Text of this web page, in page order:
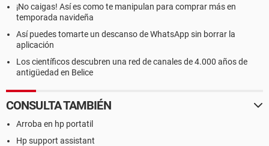
¡No caigas! Así es como te manipulan para comprar más en
temporada navideña
Así puedes tomarte un descanso de WhatsApp sin borrar la
aplicación
Los científicos descubren una red de canales de 4.000 años de
antigüedad en Belice
CONSULTA TAMBIÉN
Arroba en hp portatil
Hp support assistant